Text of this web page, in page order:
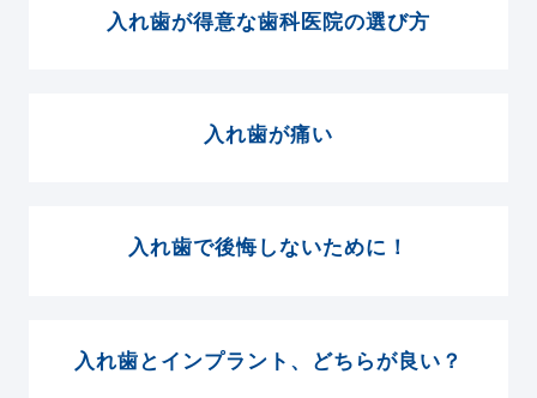
入れ歯が得意な歯科医院の選び方
入れ歯が痛い
入れ歯で後悔しないために！
入れ歯とインプラント、どちらが良い？